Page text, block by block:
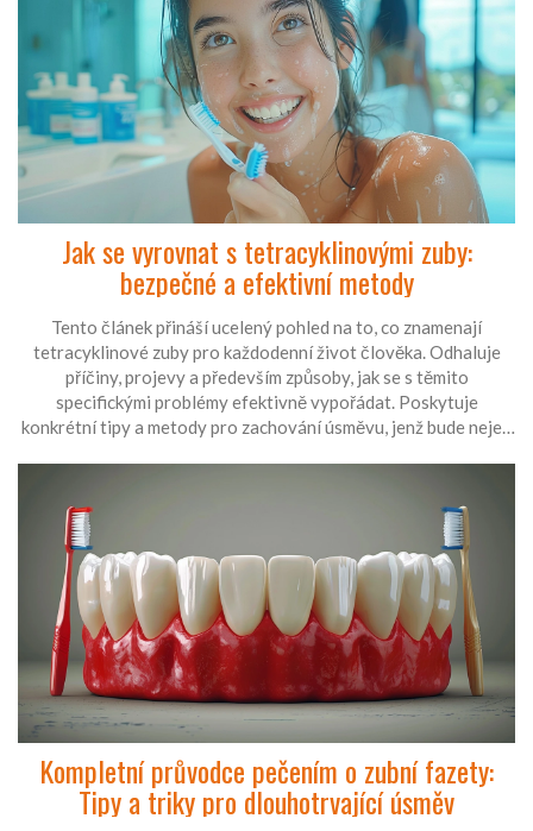
Jak se vyrovnat s tetracyklinovými zuby:
bezpečné a efektivní metody
Tento článek přináší ucelený pohled na to, co znamenají
tetracyklinové zuby pro každodenní život člověka. Odhaluje
příčiny, projevy a především způsoby, jak se s těmito
specifickými problémy efektivně vypořádat. Poskytuje
konkrétní tipy a metody pro zachování úsměvu, jenž bude nejen
Kompletní průvodce pečením o zubní fazety:
Tipy a triky pro dlouhotrvající úsměv